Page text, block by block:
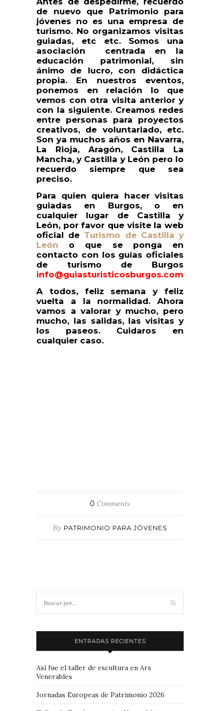
de nuevo que Patrimonio para
jóvenes no es una empresa de
turismo. No organizamos visitas
guiadas, etc etc. Somos una
asociación centrada en la
educación patrimonial, sin
ánimo de lucro, con didáctica
propia. En nuestros eventos,
ponemos en relación lo que
vemos con otra visita anterior y
con la siguiente. Creamos redes
entre personas para proyectos
creativos, de voluntariado, etc.
Son ya muchos años en Navarra,
La Rioja, Aragón, Castilla La
Mancha, y Castilla y León pero lo
recuerdo siempre que sea
preciso.
Para quien quiera hacer visitas
guiadas en Burgos, o en
cualquier lugar de Castilla y
León, por favor que visite la web
oficial de Turismo de Castilla y
León o que se ponga en
contacto con los guías oficiales
de turismo de Burgos
info@guiasturisticosburgos.com
A todos, feliz semana y feliz
vuelta a la normalidad. Ahora
vamos a valorar y mucho, pero
mucho, las salidas, las visitas y
los paseos. Cuidaros en
cualquier caso.
0 Comments
By PATRIMONIO PARA JÓVENES
ENTRADAS RECIENTES
Así fue el taller de escultura en Ars
Venerables
Jornadas Europeas de Patrimonio 2026